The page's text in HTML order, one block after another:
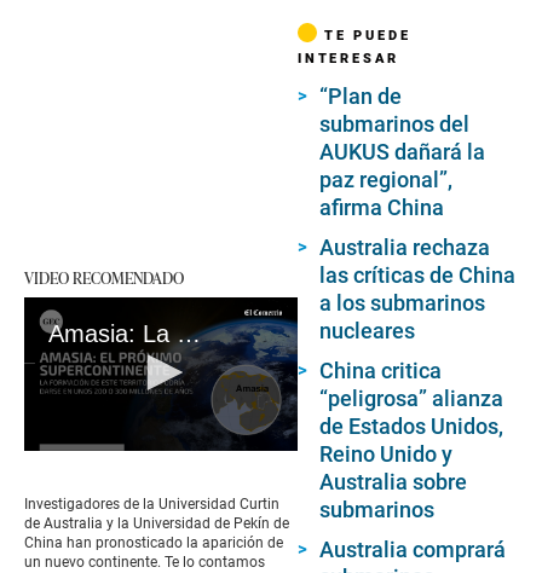
VIDEO RECOMENDADO
Amasia: La Tierra formará un nuevo supercontinente
of
2
minutes,
31
Investigadores de la Universidad Curtin
de Australia y la Universidad de Pekín de
China han pronosticado la aparición de
un nuevo continente. Te lo contamos
TE PUEDE
INTERESAR
“Plan de
submarinos del
AUKUS dañará la
paz regional”,
afirma China
Australia rechaza
las críticas de China
a los submarinos
nucleares
China critica
“peligrosa” alianza
de Estados Unidos,
Reino Unido y
Australia sobre
submarinos
Australia comprará